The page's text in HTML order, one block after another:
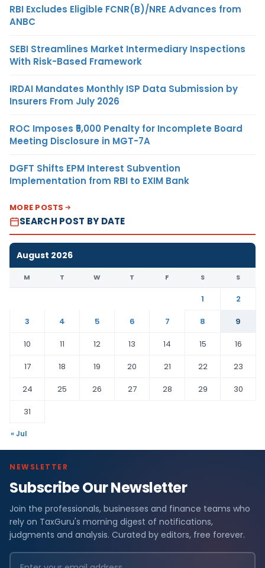
RBI Excludes Eligible FCNR(B)/NRE Advances from
ANBC
SEBI Streamlines Market Intermediary Inspections
With Risk-Based Framework
IRDAI Mandates Monthly ISP Data Submission by
Insurers From July 2026
ROC Imposes ₹5,000 Penalty for Incomplete Board
Meeting Disclosure in MGT-7A
DGFT Shifts EPM Interest Subvention
Implementation from RBI to EXIM Bank
MORE POSTS
SEARCH POST BY DATE
August 2026
M T W T F S S
1
2
3
4 5 6 7 8
9
10
11 12 13 14 15
16
17
18 19 20 21 22
23
24
25 26 27 28 29
30
31
« Jul
NEWSLETTER
Subscribe Our Newsletter
Join the professionals, businesses and finance teams who
rely on TaxGuru's morning digest of notifications,
judgments and analysis. Curated by editors, free forever.